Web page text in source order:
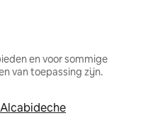
en voor sommige
van toepassing zijn.
Alcabideche